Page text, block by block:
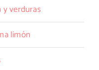
y verduras
limón